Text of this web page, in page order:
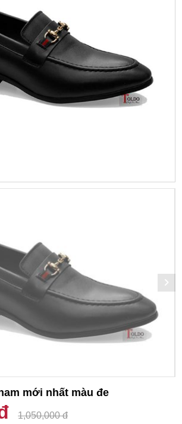
mới nhất màu đe
1,050,000 đ